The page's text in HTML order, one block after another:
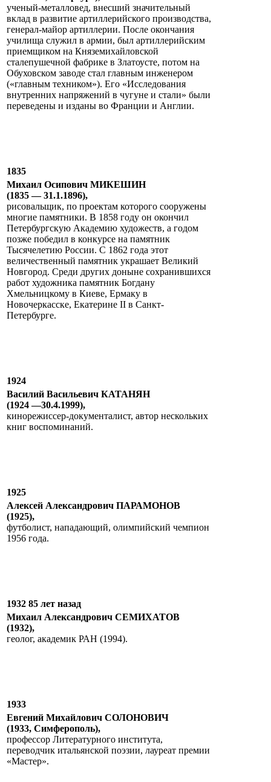
ученый-металловед, внесший значительный
вклад в развитие артиллерийского производства,
генерал-майор артиллерии. После окончания
училища служил в армии, был артиллерийским
приемщиком на Княземихайловской
сталепушечной фабрике в Златоусте, потом на
Обуховском заводе стал главным инженером
(«главным техником»). Его «Исследования
внутренних напряжений в чугуне и стали» были
переведены и изданы во Франции и Англии.
1835
Михаил Осипович МИКЕШИН
(1835 — 31.1.1896),
рисовальщик, по проектам которого сооружены
многие памятники. В 1858 году он окончил
Петербургскую Академию художеств, а годом
позже победил в конкурсе на памятник
Тысячелетию России. С 1862 года этот
величественный памятник украшает Великий
Новгород. Среди других доныне сохранившихся
работ художника памятник Богдану
Хмельницкому в Киеве, Ермаку в
Новочеркасске, Екатерине II в Санкт-
Петербурге.
1924
Василий Васильевич КАТАНЯН
(1924 —30.4.1999),
кинорежиссер-документалист, автор нескольких
книг воспоминаний.
1925
Алексей Александрович ПАРАМОНОВ
(1925),
футболист, нападающий, олимпийский чемпион
1956 года.
1932 85 лет назад
Михаил Александрович СЕМИХАТОВ
(1932),
геолог, академик РАН (1994).
1933
Евгений Михайлович СОЛОНОВИЧ
(1933, Симферополь),
профессор Литературного института,
переводчик итальянской поэзии, лауреат премии
«Мастер».